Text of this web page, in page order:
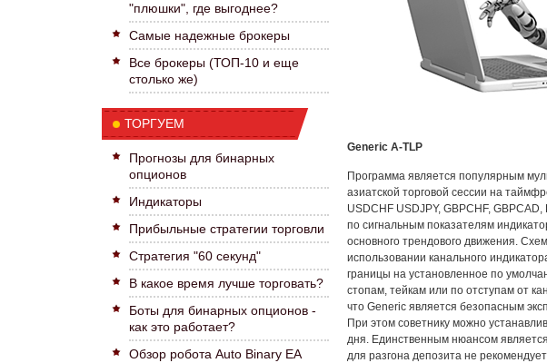
Generic A-TLP
Программа является популярным
азиатской торговой сессии на
USDCHF USDJPY, GBPCHF,
по сигнальным показателям
основного трендового движения.
использовании канального
границы на установленное по
стопам, тейкам или по отступам от
что Generic является безопасным
При этом советнику можно
дня. Единственным нюансом является
для разгона депозита не
"плюшки", где выгоднее?
Самые надежные брокеры
Все брокеры (ТОП-10 и еще
столько же)
ТОРГУЕМ
Прогнозы для бинарных
опционов
Индикаторы
Прибыльные стратегии торговли
Стратегия "60 секунд"
В какое время лучше торговать?
Боты для бинарных опционов -
как это работает?
Обзор робота Auto Binary EA